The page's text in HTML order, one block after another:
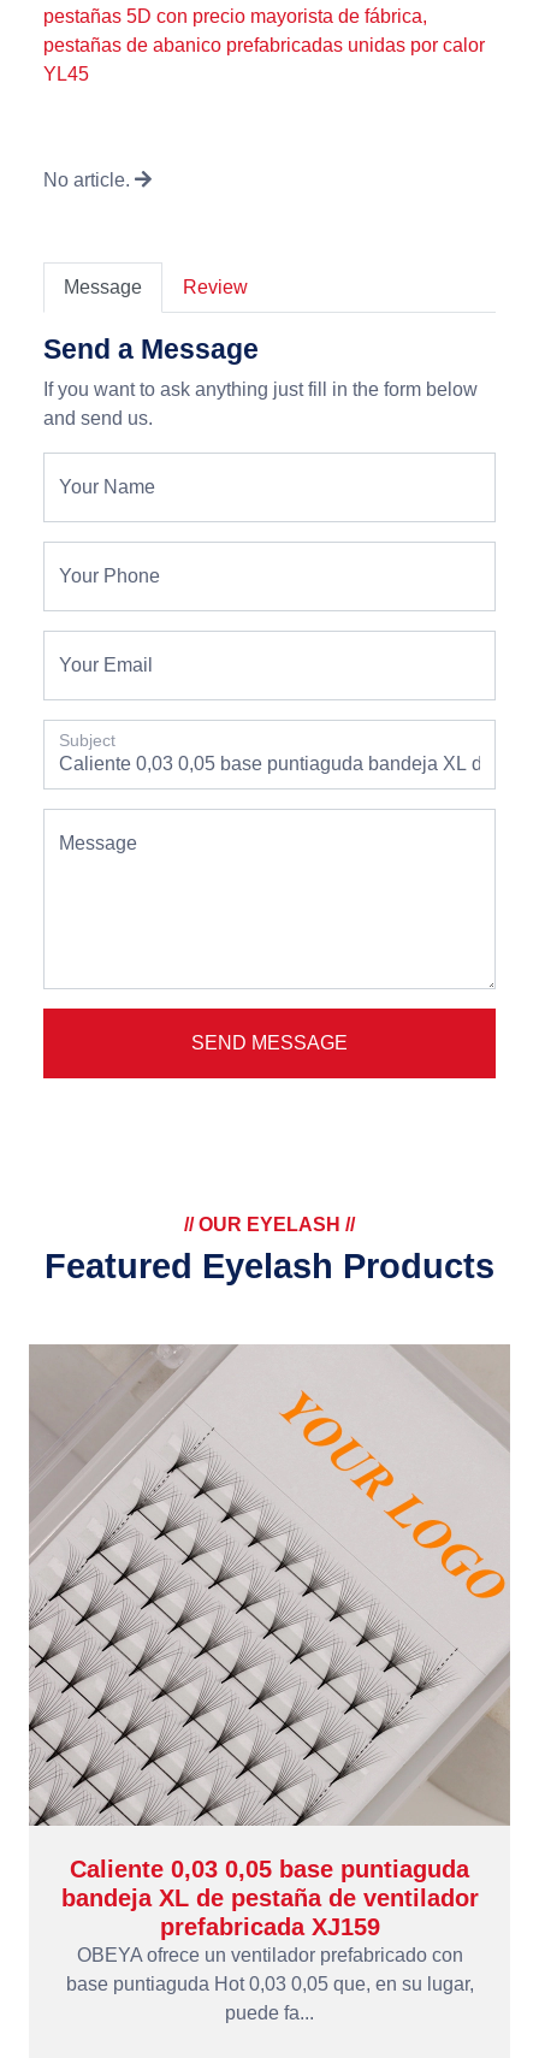
pestañas 5D con precio mayorista de fábrica,
pestañas de abanico prefabricadas unidas por calor
YL45
No article.
Message Review
Send a Message
If you want to ask anything just fill in the form below
and send us.
Your Name
Your Phone
Your Email
Subject
Message
SEND MESSAGE
// OUR EYELASH //
Featured Eyelash Products
Caliente 0,03 0,05 base puntiaguda
bandeja XL de pestaña de ventilador
prefabricada XJ159
OBEYA ofrece un ventilador prefabricado con
base puntiaguda Hot 0,03 0,05 que, en su lugar,
puede fa...